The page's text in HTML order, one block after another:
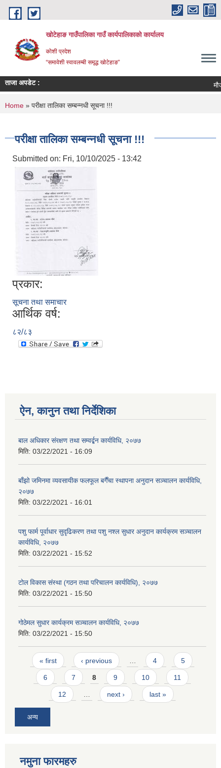
Skip to main content
खोटेहाङ गाउँपालिका गाउँ कार्यपालिकाको कार्यालय
कोशी प्रदेश
“समावेशी स्वावलम्बी समृद्ध खोटेहाङ”
ताजा अपडेट : मौजुदा
You are here
Home » परीक्षा तालिका सम्बन्नधी सूचना !!!
परीक्षा तालिका सम्बन्नधी सूचना !!!
Submitted on: Fri, 10/10/2025 - 13:42
प्रकार:
सूचना तथा समाचार
आर्थिक वर्ष:
८२/८३
ऐन, कानुन तथा निर्देशिका
बाल अधिकार संरक्षण तथा सम्वर्द्बन कार्यविधि, २०७७
मिति: 03/22/2021 - 16:09
बाँझो जमिनमा व्यवसायीक फलफूल बगैँचा स्थापना अनुदान सञ्चालन कार्यविधि,
२०७७
मिति: 03/22/2021 - 16:01
पशु फार्म पूर्वाधार सुदृढिकरण तथा पशु नश्ल सुधार अनुदान कार्यक्रम सञ्चालन
कार्यविधि, २०७७
मिति: 03/22/2021 - 15:52
टोल विकास संस्था (गठन तथा परिचालन कार्यविधि), २०७७
मिति: 03/22/2021 - 15:50
गोठेमल सुधार कार्यक्रम सञ्चालन कार्यविधि, २०७७
मिति: 03/22/2021 - 15:50
Pages
« first ‹ previous 4 5
6 7 8 9 10 11
12 next › last »
अन्य
नमुना फारमहरु